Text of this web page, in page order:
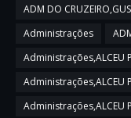
ADM DO
Administrações
Administrações,ALCEU
Administrações,ALCEU
Administrações,ALCEU